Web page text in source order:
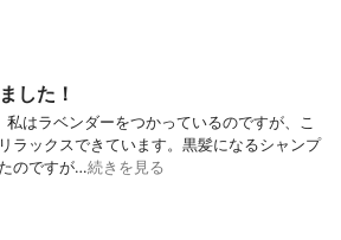
した！
はラベンダーをつかっているのですが、こ
ラックスできています。黒髪になるシャンプ
のですが…続きを見る